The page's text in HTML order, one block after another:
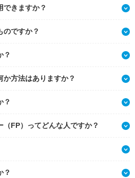
できますか？
のですか？
？
方法はありますか？
？
FP）ってどんな人ですか？
？